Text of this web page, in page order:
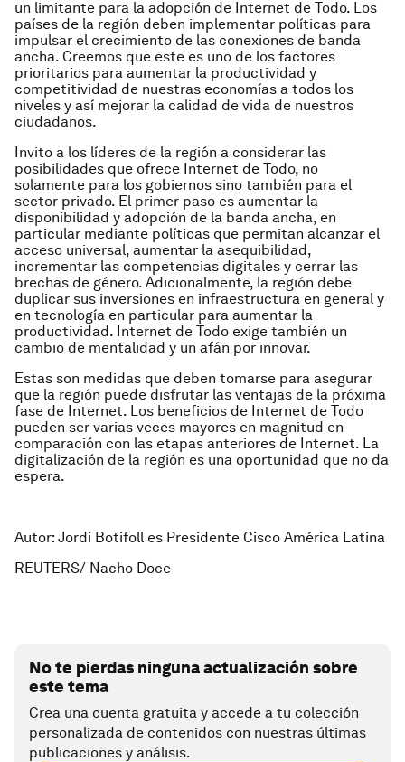
un limitante para la adopción de Internet de Todo. Los
países de la región deben implementar políticas para
impulsar el crecimiento de las conexiones de banda
ancha. Creemos que este es uno de los factores
prioritarios para aumentar la productividad y
competitividad de nuestras economías a todos los
niveles y así mejorar la calidad de vida de nuestros
ciudadanos.
Invito a los líderes de la región a considerar las
posibilidades que ofrece Internet de Todo, no
solamente para los gobiernos sino también para el
sector privado. El primer paso es aumentar la
disponibilidad y adopción de la banda ancha, en
particular mediante políticas que permitan alcanzar el
acceso universal, aumentar la asequibilidad,
incrementar las competencias digitales y cerrar las
brechas de género. Adicionalmente, la región debe
duplicar sus inversiones en infraestructura en general y
en tecnología en particular para aumentar la
productividad. Internet de Todo exige también un
cambio de mentalidad y un afán por innovar.
Estas son medidas que deben tomarse para asegurar
que la región puede disfrutar las ventajas de la próxima
fase de Internet. Los beneficios de Internet de Todo
pueden ser varias veces mayores en magnitud en
comparación con las etapas anteriores de Internet. La
digitalización de la región es una oportunidad que no da
espera.
Autor: Jordi Botifoll es Presidente Cisco América Latina
REUTERS/ Nacho Doce
No te pierdas ninguna actualización sobre
este tema
Crea una cuenta gratuita y accede a tu colección
personalizada de contenidos con nuestras últimas
publicaciones y análisis.